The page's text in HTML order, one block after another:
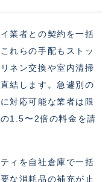
業者との契約を一括
れらの手配もストッ
ネン交換や室内清掃
結します。急遽別の
対応可能な業者は限
1.5〜2倍の料金を請
ィを自社倉庫で一括
な消耗品の補充が止